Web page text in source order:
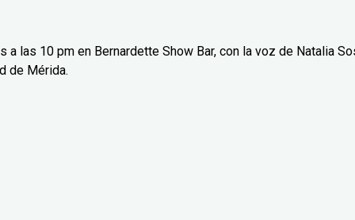
las 10 pm en Bernardette Show Bar, con la voz de Natalia
de Mérida.